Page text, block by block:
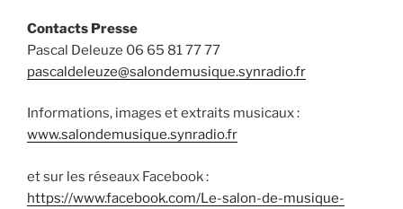
Contacts Presse
Pascal Deleuze 06 65 81 77 77
pascaldeleuze@salondemusique.synradio.fr
Informations, images et extraits musicaux :
www.salondemusique.synradio.fr
et sur les réseaux Facebook :
https://www.facebook.com/Le-salon-de-musique-